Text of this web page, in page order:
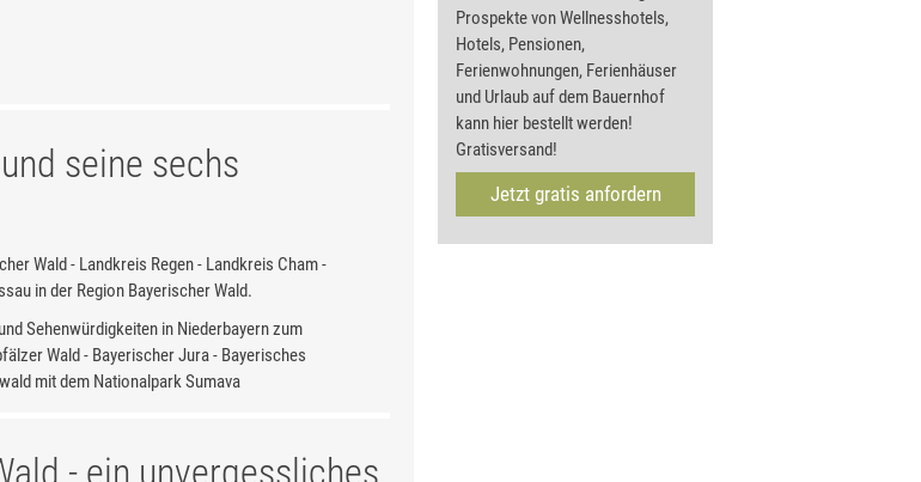
seine sechs
Wald - Landkreis Regen - Landkreis Cham -
in der Region Bayerischer Wald.
Sehenwürdigkeiten in Niederbayern zum
Wald - Bayerischer Jura - Bayerisches
mit dem Nationalpark Sumava
- ein unvergessliches
Prospekte von Wellnesshotels,
Hotels, Pensionen,
Ferienwohnungen, Ferienhäuser
und Urlaub auf dem Bauernhof
kann hier bestellt werden!
Gratisversand!
Jetzt gratis anfordern